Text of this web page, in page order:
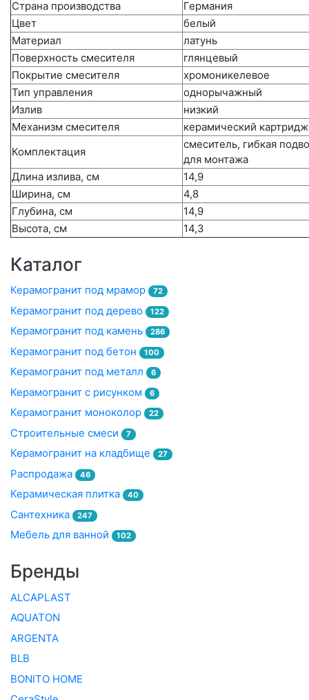
Страна производства
Германия
Цвет
белый
Материал
латунь
Поверхность смесителя
глянцевый
Покрытие смесителя
хромоникелевое
Тип управления
однорычажный
Излив
низкий
Механизм смесителя
керамический картридж
Комплектация
смеситель, гибкая
для монтажа
Длина излива, см
14,9
Ширина, см
4,8
Глубина, см
14,9
Высота, см
14,3
Каталог
Керамогранит под мрамор 72
Керамогранит под дерево 122
Керамогранит под камень 286
Керамогранит под бетон 100
Керамогранит под металл 6
Керамогранит с рисунком 6
Керамогранит моноколор 22
Строительные смеси 7
Керамогранит на кладбище 27
Распродажа 46
Керамическая плитка 40
Сантехника 247
Мебель для ванной 102
Бренды
ALCAPLAST
AQUATON
ARGENTA
BLB
BONITO HOME